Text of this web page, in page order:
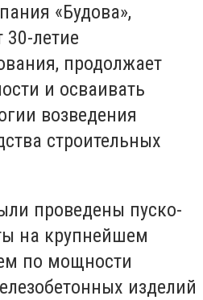
«Будова»,
30-летие
продолжает
и осваивать
возведения
строительных
проведены пуско-
на крупнейшем
по мощности
изделий